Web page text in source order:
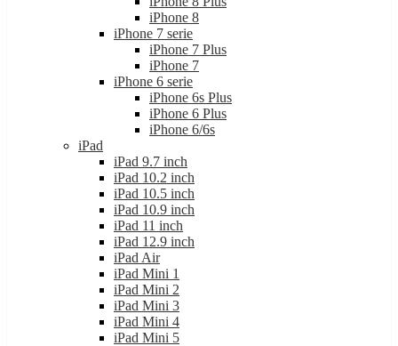
iPhone 8
iPhone 7 serie
iPhone 7 Plus
iPhone 7
iPhone 6 serie
iPhone 6s Plus
iPhone 6 Plus
iPhone 6/6s
iPad
iPad 9.7 inch
iPad 10.2 inch
iPad 10.5 inch
iPad 10.9 inch
iPad 11 inch
iPad 12.9 inch
iPad Air
iPad Mini 1
iPad Mini 2
iPad Mini 3
iPad Mini 4
iPad Mini 5